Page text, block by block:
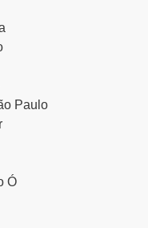
Paulo
Ó